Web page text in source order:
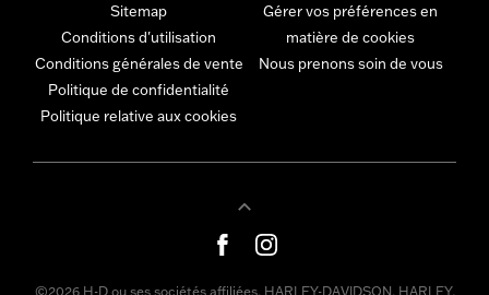
Sitemap
Conditions d'utilisation
Conditions générales de vente
Politique de confidentialité
Politique relative aux cookies
Gérer vos préférences en
matière de cookies
Nous prenons soin de vous
©2026 H-D ou ses sociétés affiliées. HARLEY-DAVIDSON, HARLEY,